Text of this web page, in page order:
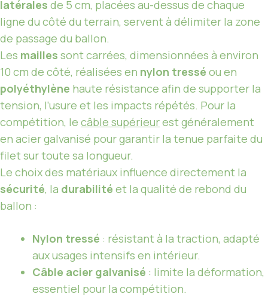
latérales de 5 cm, placées au-dessus de chaque
ligne du côté du terrain, servent à délimiter la zone
de passage du ballon.
Les mailles sont carrées, dimensionnées à environ
10 cm de côté, réalisées en nylon tressé ou en
polyéthylène haute résistance afin de supporter la
tension, l’usure et les impacts répétés. Pour la
compétition, le câble supérieurest généralement
en acier galvanisé pour garantir la tenue parfaite du
filet sur toute sa longueur.
Le choix des matériaux influence directement la
sécurité, la durabilité et la qualité de rebond du
ballon :
Nylon tressé : résistant à la traction, adapté
aux usages intensifs en intérieur.
Câble acier galvanisé : limite la déformation,
essentiel pour la compétition.